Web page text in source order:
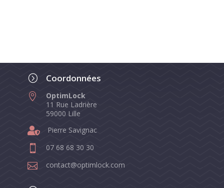
= Coordonnées

OptimLock
11 Rue Ladrière
59000 Lille
 Pierre Savignac
 07 68 68 30 30
 contact@optimlock.com